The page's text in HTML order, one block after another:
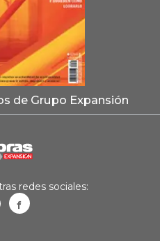
de Grupo Expansión
redes sociales: